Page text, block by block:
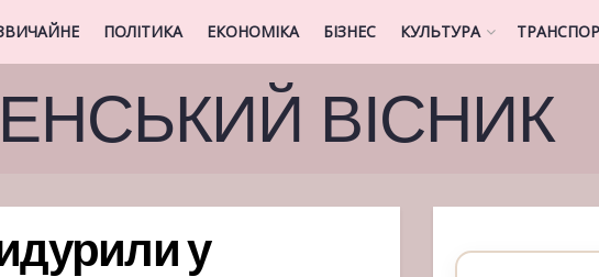
ПОЛІТИКА ЕКОНОМІКА БІЗНЕС КУЛЬТУРА
ВІСНИК
у